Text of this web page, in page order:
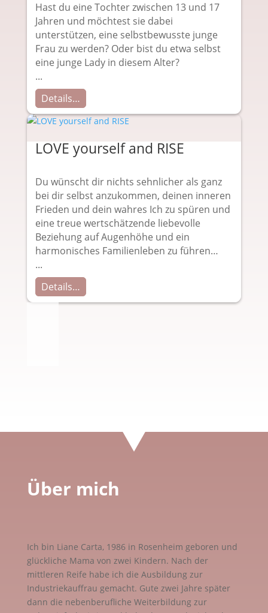
Hast du eine Tochter zwischen 13 und 17
Jahren und möchtest sie dabei
unterstützen, eine selbstbewusste junge
Frau zu werden? Oder bist du etwa selbst
eine junge Lady in diesem Alter?
...
Details…
LOVE yourself and RISE
Du wünscht dir nichts sehnlicher als ganz
bei dir selbst anzukommen, deinen inneren
Frieden und dein wahres Ich zu spüren und
eine treue wertschätzende liebevolle
Beziehung auf Augenhöhe und ein
harmonisches Familienleben zu führen…
...
Details…
Über mich
Ich bin Liane Carta, 1986 in Rosenheim geboren und
glückliche Mama von zwei Kindern. Nach der
mittleren Reife habe ich die Ausbildung zur
Industriekauffrau gemacht. Gute zwei Jahre später
dann die nebenberufliche Weiterbildung zur